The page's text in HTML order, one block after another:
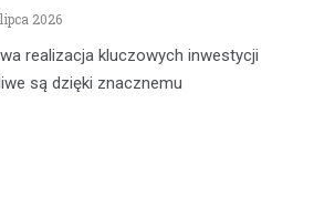
2026
realizacja kluczowych inwestycji
są dzięki znacznemu